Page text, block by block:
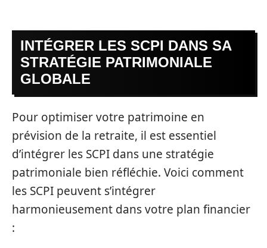
INTÉGRER LES SCPI DANS SA
STRATÉGIE PATRIMONIALE
GLOBALE
Pour optimiser votre patrimoine en
prévision de la retraite, il est essentiel
d’intégrer les SCPI dans une stratégie
patrimoniale bien réfléchie. Voici comment
les SCPI peuvent s’intégrer
harmonieusement dans votre plan financier
: